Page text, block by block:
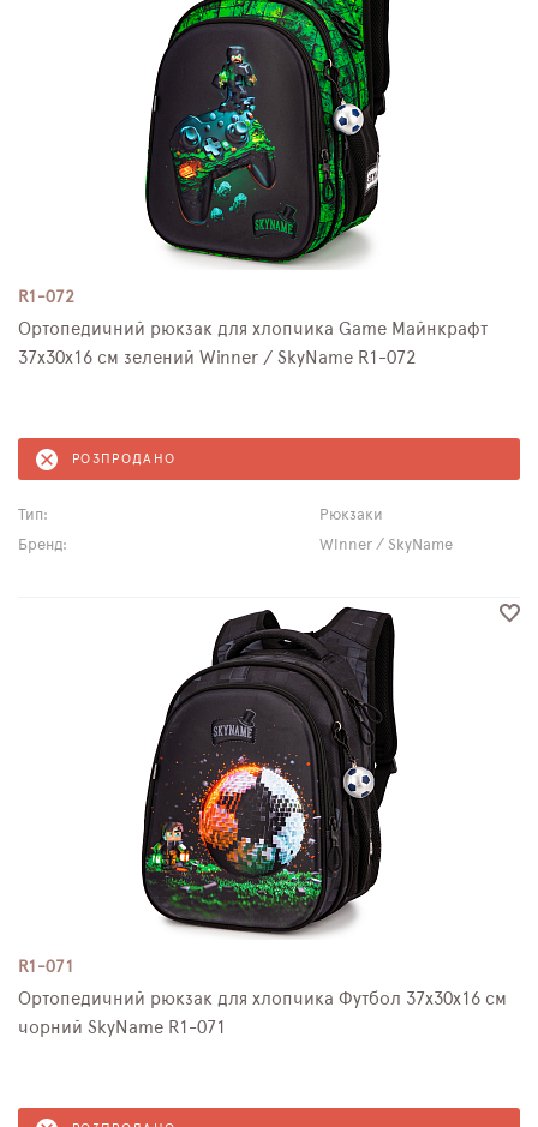
R1-072
Ортопедичний рюкзак для хлопчика Game Майнкрафт
37х30х16 см зелений Winner / SkyName R1-072
РОЗПРОДАНО
Тип:
Рюкзаки
Бренд:
Winner / SkyName
R1-071
Ортопедичний рюкзак для хлопчика Футбол 37х30х16 см
чорний SkyName R1-071